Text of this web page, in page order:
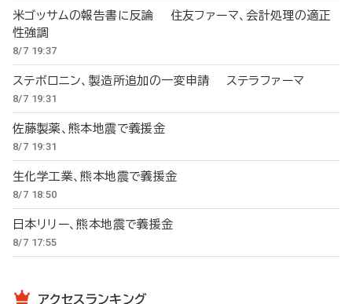
米ゴッサムの報告書に反論 住友ファーマ、会計処理の適正
性強調
8/7 19:37
ステボロニン、製造所追加の一変申請 ステラファーマ
8/7 19:31
佐藤製薬、熊本地震で義援金
8/7 19:31
生化学工業、熊本地震で義援金
8/7 18:50
日本リリー、熊本地震で義援金
8/7 17:55
アクセスランキング